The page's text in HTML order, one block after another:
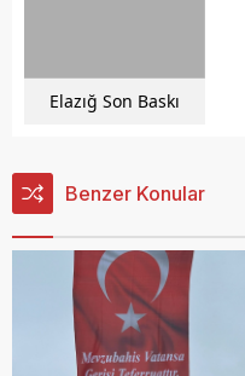
Elazığ Son Baskı
Benzer Konular